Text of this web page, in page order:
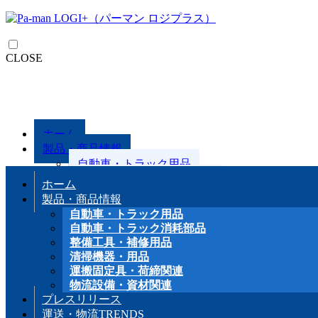
ホーム
製品・商品情報
自動車・トラック用品
自動車・トラック消耗部品
整備工具・補修用品
清掃機器・用品
運搬固定具・荷締関連
物流設備・資材関連
プレスリリース
運送・物流TRENDS
CLOSE
ホーム
製品・商品情報
自動車・トラック用品
整備工具・補修用品
清掃機器・用品
運搬固定具・荷締関連
物流設備・資材関連
プレスリリース
運送・物流TRENDS
クラウドサービス
クラウド型マルチセンシングロガー『e-WAVES